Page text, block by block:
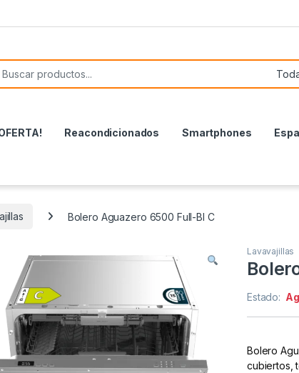
for:
Reacondicionados Smartphones
Bolero Aguazero 6500 Full-BI C
Lavavajillas
Estado:
Bolero
cubiertos,